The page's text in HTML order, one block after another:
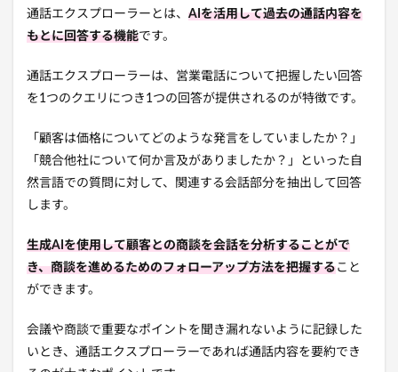
通話エクスプローラーとは、 AIを活用して過去の通話内容を
もとに回答する機能です。
通話エクスプローラーは、営業電話について把握したい回答
を1つのクエリにつき1つの回答が提供されるのが特徴です。
「顧客は価格についてどのような発言をしていましたか？」
「競合他社について何か言及がありましたか？」といった自
然言語での質問に対して、関連する会話部分を抽出して回答
します。
生成AIを使用して顧客との商談を会話を分析することがで
き、商談を進めるためのフォローアップ方法を把握すること
ができます。
会議や商談で重要なポイントを聞き漏れないように記録した
いとき、通話エクスプローラーであれば通話内容を要約でき